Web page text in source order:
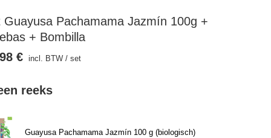
Guayusa Pachamama Jazmín 100g +
+ Bombilla
reeks
Guayusa Pachamama Jazmín 100 g (biologisch)
€ incl. BTW /set